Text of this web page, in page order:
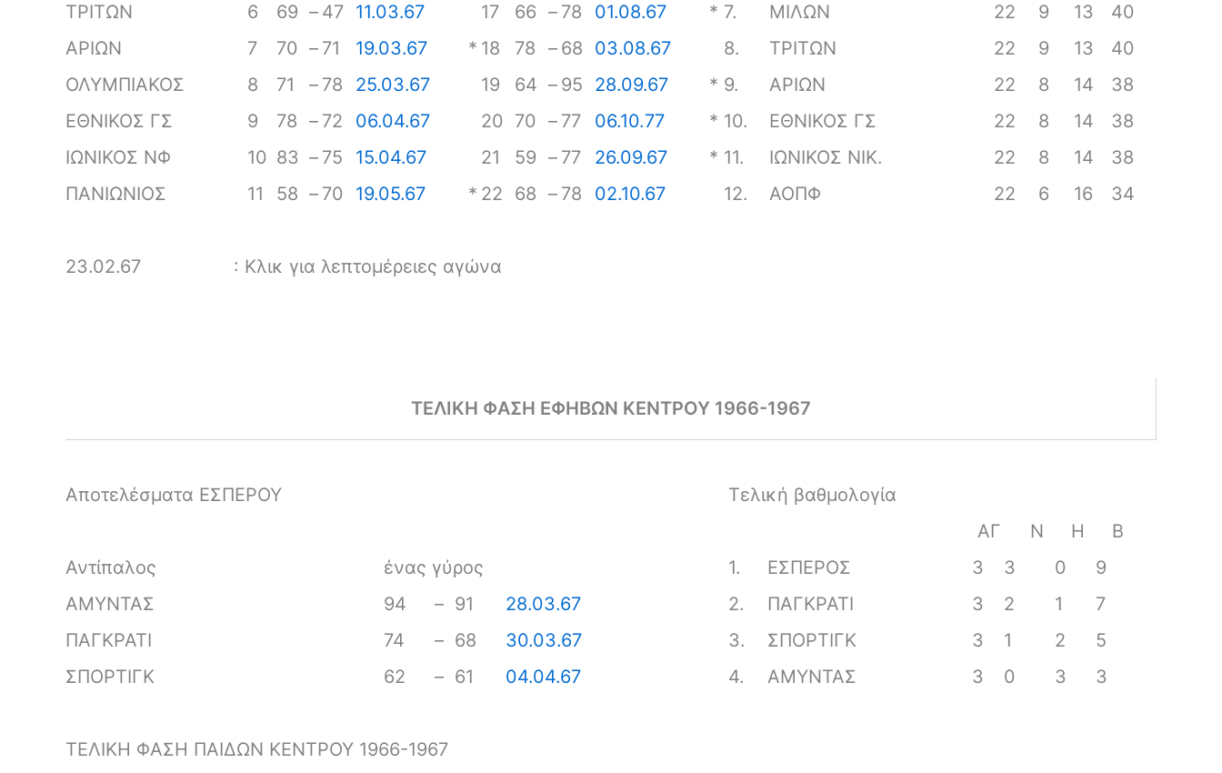
ΤΡΙΤΩΝ
6 69 – 47 11.03.67 17 66 – 78 01.08.67 * 7. ΜΙΛΩΝ 22 9 13
40
ΑΡΙΩΝ
7 70 – 71 19.03.67 * 18 78 – 68 03.08.67 8. ΤΡΙΤΩΝ 22 9 13
40
ΟΛΥΜΠΙΑΚΟΣ
8 71 – 78 25.03.67 19 64 – 95 28.09.67 * 9. ΑΡΙΩΝ 22 8 14
38
ΕΘΝΙΚΟΣ ΓΣ
9 78 – 72 06.04.67 20 70 – 77 06.10.77 * 10. ΕΘΝΙΚΟΣ ΓΣ 22 8 14
38
ΙΩΝΙΚΟΣ ΝΦ
10 83 – 75 15.04.67 21 59 – 77 26.09.67 * 11. ΙΩΝΙΚΟΣ ΝΙΚ. 22 8 14
38
ΠΑΝΙΩΝΙΟΣ
11 58 – 70 19.05.67 * 22 68 – 78 02.10.67 12. ΑΟΠΦ 22 6 16 34
23.02.67 : Κλικ για λεπτομέρειες αγώνα
ΤΕΛΙΚΗ ΦΑΣΗ ΕΦΗΒΩΝ ΚΕΝΤΡΟΥ 1966-1967
Αποτελέσματα ΕΣΠΕΡΟΥ
Τελική βαθμολογία
ΑΓ
Ν Η
Β
Αντίπαλος
ένας γύρος 1. ΕΣΠΕΡΟΣ 3 3 0
9
ΑΜΥΝΤΑΣ
94 – 91 28.03.67 2. ΠΑΓΚΡΑΤΙ 3 2 1
7
ΠΑΓΚΡΑΤΙ
74 – 68 30.03.67 3. ΣΠΟΡΤΙΓΚ 3 1 2
5
ΣΠΟΡΤΙΓΚ
62 – 61 04.04.67 4. ΑΜΥΝΤΑΣ 3 0 3 3
ΤΕΛΙΚΗ ΦΑΣΗ ΠΑΙΔΩΝ ΚΕΝΤΡΟΥ 1966-1967